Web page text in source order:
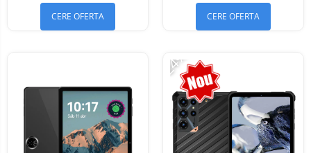
CERE OFERTA CERE OFERTA
-24%